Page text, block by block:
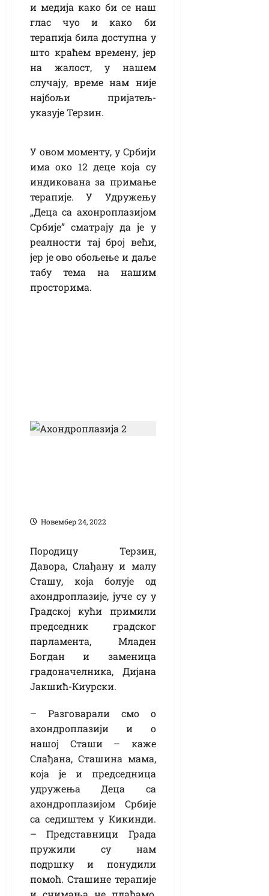
и медија како би се наш
глас чуо и како би
терапија била доступна у
што краћем времену, јер
на жалост, у нашем
случају, време нам није
најбољи пријатељ-
указује Терзин.
У овом моменту, у Србији
има око 12 деце која су
индикована за примање
терапије. У Удружењу
„Деца са ахонроплазијом
Србије” сматрају да је у
реалности тај број већи,
јер је ово обољење и даље
табу тема на нашим
просторима.
Новембер 24, 2022
Породицу Терзин,
Давора, Слађану и малу
Сташу, која болује од
ахондроплазије, јуче су у
Градској кући примили
председник градског
парламента, Младен
Богдан и заменица
градоначелника, Дијана
Јакшић-Киурски.
– Разговарали смо о
ахондроплазији и о
нашој Сташи – каже
Слађана, Сташина мама,
која је и председница
удружења Деца са
ахондроплазијом Србије
са седиштем у Кикинди.
– Представници Града
пружили су нам
подршку и понудили
помоћ. Сташине терапије